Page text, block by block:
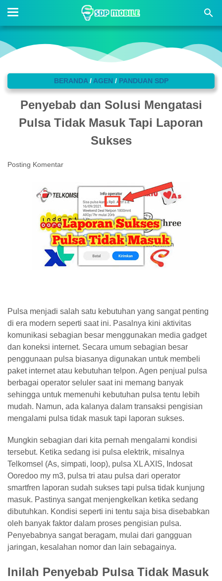
BERANDA / AGEN / PANDUAN SDP
Penyebab dan Solusi Mengatasi
Pulsa Tidak Masuk Tapi Laporan
Sukses
Posting Komentar
Pulsa menjadi salah satu kebutuhan yang sangat penting
di era modern seperti saat ini. Pasalnya kini aktivitas
komunikasi sebagian besar menggunakan media gadget
dan koneksi internet. Secara umum sebagian besar
penggunaan pulsa biasanya digunakan untuk membeli
paket internet atau kebutuhan telpon. Agen penjual pulsa
berbagai operator seluler saat ini memang banyak
sehingga untuk memenuhi kebutuhan pulsa tentu lebih
mudah. Namun, ada kalanya dalam transaksi pengisian
mengalami pulsa tidak masuk tapi laporan sukses.
Mungkin sebagian dari kita pernah mengalami kondisi
tersebut. Ketika sedang isi pulsa elektrik, misalnya
Telkomsel (As, simpati, loop), pulsa XL AXIS, Indosat
Ooredoo my m3, pulsa tri atau pulsa dari operator
smartfren laporan sudah sukses tapi pulsa tidak kunjung
masuk. Pastinya sangat menjengkelkan ketika sedang
dibutuhkan. Kondisi seperti ini tentu saja bisa disebabkan
oleh banyak faktor dalam proses pengisian pulsa.
Penyebabnya sangat beragam, mulai dari gangguan
jaringan, kesalahan nomor dan lain sebagainya.
Inilah Penyebab Pulsa Tidak Masuk